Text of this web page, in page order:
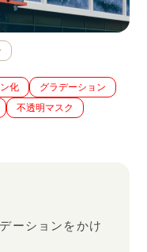
化
グラデーション
不透明マスク
ーションをかけ